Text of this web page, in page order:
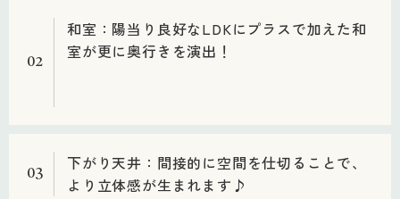
02
和室：陽当り良好なLDKにプラスで加えた和
室が更に奥行きを演出！
03
下がり天井：間接的に空間を仕切ることで、
より立体感が生まれます♪